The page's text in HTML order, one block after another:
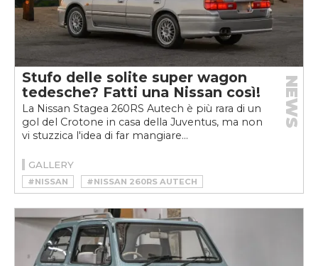
Stufo delle solite super wagon
tedesche? Fatti una Nissan così!
La Nissan Stagea 260RS Autech è più rara di un
gol del Crotone in casa della Juventus, ma non
vi stuzzica l'idea di far mangiare...
NEWS
GALLERY
#NISSAN
#NISSAN 260RS AUTECH
#STATION WAGON